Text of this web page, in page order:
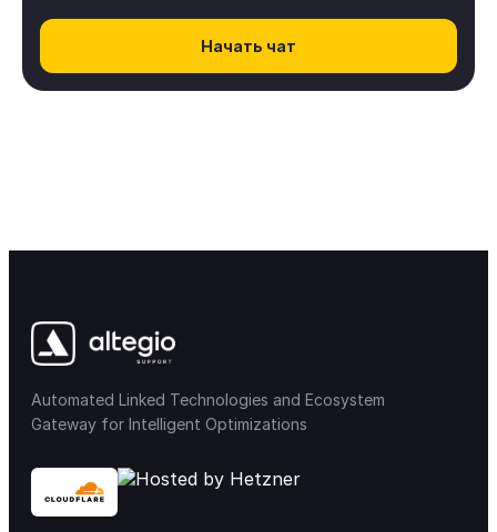
Склад & Товары
Права доступа
Интеграции
Начать чат
Automated Linked Technologies and Ecosystem
Gateway for Intelligent Optimizations